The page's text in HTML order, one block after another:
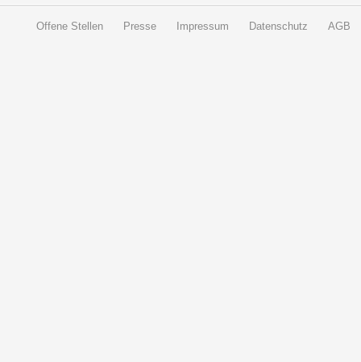
Offene Stellen Presse Impressum Datenschutz AGB